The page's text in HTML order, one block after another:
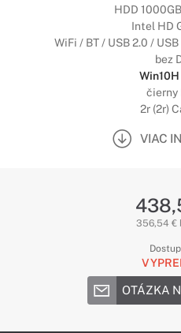
HDD
Intel HD
WiFi / BT / USB 2.0 /
bez
čierny
2r (2r)
VIAC
356,54 €
OTÁZKA